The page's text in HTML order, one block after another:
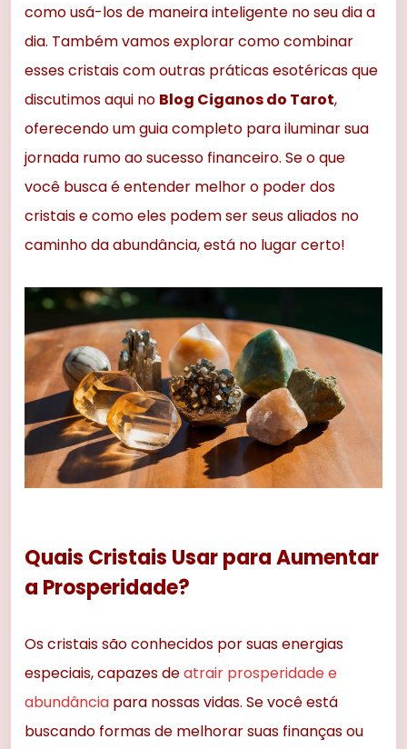
como usá-los de maneira inteligente no seu dia a
dia. Também vamos explorar como combinar
esses cristais com outras práticas esotéricas que
discutimos aqui no Blog Ciganos do Tarot,
oferecendo um guia completo para iluminar sua
jornada rumo ao sucesso financeiro. Se o que
você busca é entender melhor o poder dos
cristais e como eles podem ser seus aliados no
caminho da abundância, está no lugar certo!
Quais Cristais Usar para Aumentar
a Prosperidade?
Os cristais são conhecidos por suas energias
especiais, capazes deatrair prosperidade e
abundância para nossas vidas. Se você está
buscando formas de melhorar suas finanças ou